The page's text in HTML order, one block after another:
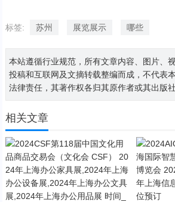
标签: 苏州 展览展示 哪些
本站遵循行业规范，所有文章内容、图片、
投稿和互联网及文摘转载整编而成，不代表
法律责任，其著作权各归其原作者或其出版社
相关文章